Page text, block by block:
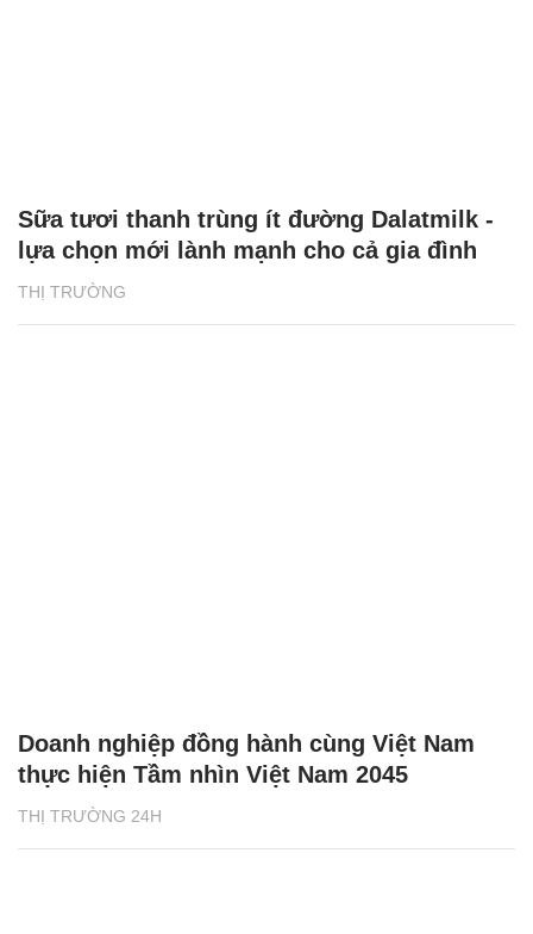
THỊ TRƯỜNG
Sữa tươi thanh trùng ít đường Dalatmilk -
lựa chọn mới lành mạnh cho cả gia đình
THỊ TRƯỜNG 24H
Doanh nghiệp đồng hành cùng Việt Nam
thực hiện Tầm nhìn Việt Nam 2045